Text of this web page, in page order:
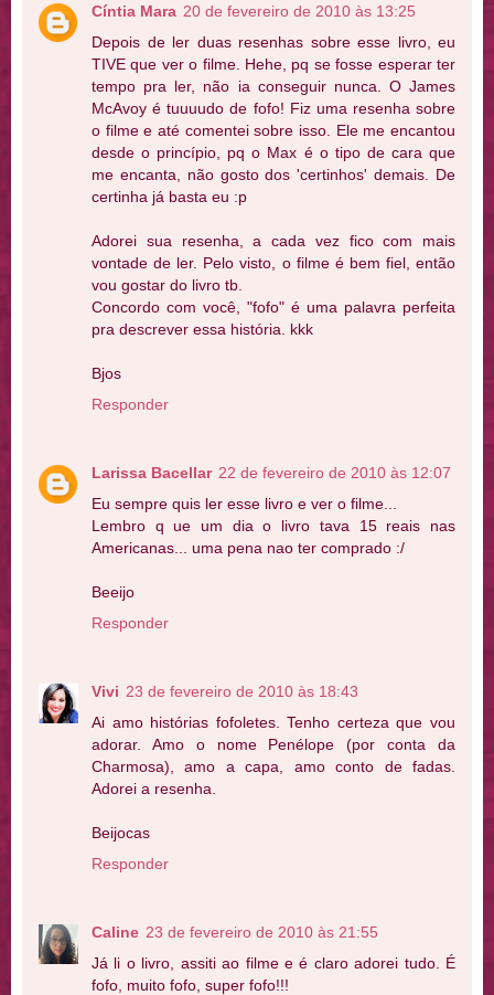
Cíntia Mara 20 de fevereiro de 2010 às 13:25
Depois de ler duas resenhas sobre esse livro, eu
TIVE que ver o filme. Hehe, pq se fosse esperar ter
tempo pra ler, não ia conseguir nunca. O James
McAvoy é tuuuudo de fofo! Fiz uma resenha sobre
o filme e até comentei sobre isso. Ele me encantou
desde o princípio, pq o Max é o tipo de cara que
me encanta, não gosto dos 'certinhos' demais. De
certinha já basta eu :p
Adorei sua resenha, a cada vez fico com mais
vontade de ler. Pelo visto, o filme é bem fiel, então
vou gostar do livro tb.
Concordo com você, "fofo" é uma palavra perfeita
pra descrever essa história. kkk
Bjos
Responder
Larissa Bacellar 22 de fevereiro de 2010 às 12:07
Eu sempre quis ler esse livro e ver o filme...
Lembro q ue um dia o livro tava 15 reais nas
Americanas... uma pena nao ter comprado :/
Beeijo
Responder
Vivi 23 de fevereiro de 2010 às 18:43
Ai amo histórias fofoletes. Tenho certeza que vou
adorar. Amo o nome Penélope (por conta da
Charmosa), amo a capa, amo conto de fadas.
Adorei a resenha.
Beijocas
Responder
Caline 23 de fevereiro de 2010 às 21:55
Já li o livro, assiti ao filme e é claro adorei tudo. É
fofo, muito fofo, super fofo!!!